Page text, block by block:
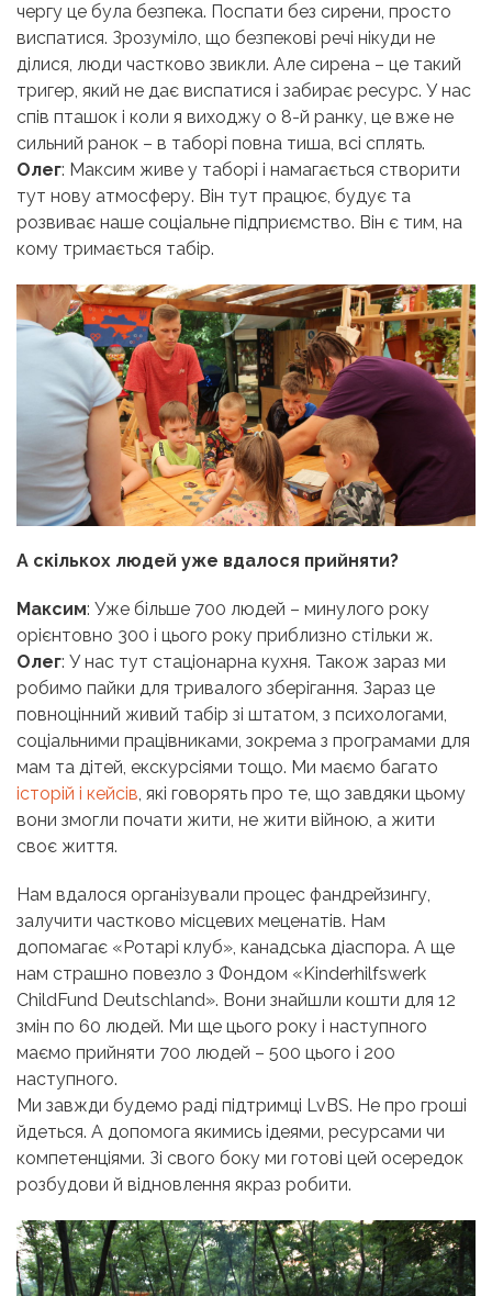
чергу це була безпека. Поспати без сирени, просто
виспатися. Зрозуміло, що безпекові речі нікуди не
ділися, люди частково звикли. Але сирена – це такий
тригер, який не дає виспатися і забирає ресурс. У нас
спів пташок і коли я виходжу о 8-й ранку, це вже не
сильний ранок – в таборі повна тиша, всі сплять.
Олег: Максим живе у таборі і намагається створити
тут нову атмосферу. Він тут працює, будує та
розвиває наше соціальне підприємство. Він є тим, на
кому тримається табір.
А скількох людей уже вдалося прийняти?
Максим: Уже більше 700 людей – минулого року
орієнтовно 300 і цього року приблизно стільки ж.
Олег: У нас тут стаціонарна кухня. Також зараз ми
робимо пайки для тривалого зберігання. Зараз це
повноцінний живий табір зі штатом, з психологами,
соціальними працівниками, зокрема з програмами для
мам та дітей, екскурсіями тощо. Ми маємо багато
історій і кейсів , які говорять про те, що завдяки цьому
вони змогли почати жити, не жити війною, а жити
своє життя.
Нам вдалося організували процес фандрейзингу,
залучити частково місцевих меценатів. Нам
допомагає «Ротарі клуб», канадська діаспора. А ще
нам страшно повезло з Фондом «Kinderhilfswerk
ChildFund Deutschland». Вони знайшли кошти для 12
змін по 60 людей. Ми ще цього року і наступного
маємо прийняти 700 людей – 500 цього і 200
наступного.
Ми завжди будемо раді підтримці LvBS. Не про гроші
йдеться. А допомога якимись ідеями, ресурсами чи
компетенціями. Зі свого боку ми готові цей осередок
розбудови й відновлення якраз робити.